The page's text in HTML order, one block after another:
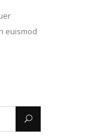
euismod